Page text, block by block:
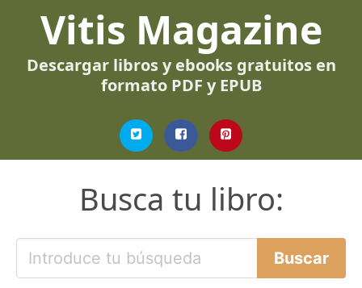
Vitis Magazine
Descargar libros y ebooks gratuitos en
formato PDF y EPUB
Busca tu libro: